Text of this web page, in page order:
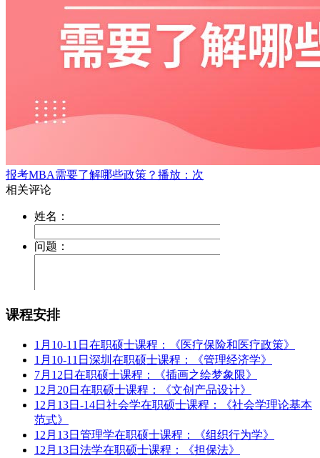
报考MBA需要了解哪些政策？ 播放：次
课程安排
1月10-11日在职硕士课程：《医疗保险和医疗政策》
1月10-11日深圳在职硕士课程：《管理经济学》
7月12日在职硕士课程：《插画之绘梦象限》
12月20日在职硕士课程：《文创产品设计》
12月13日-14日社会学在职硕士课程：《社会学理论基本
范式》
12月13日管理学在职硕士课程：《组织行为学》
12月13日法学在职硕士课程：《担保法》